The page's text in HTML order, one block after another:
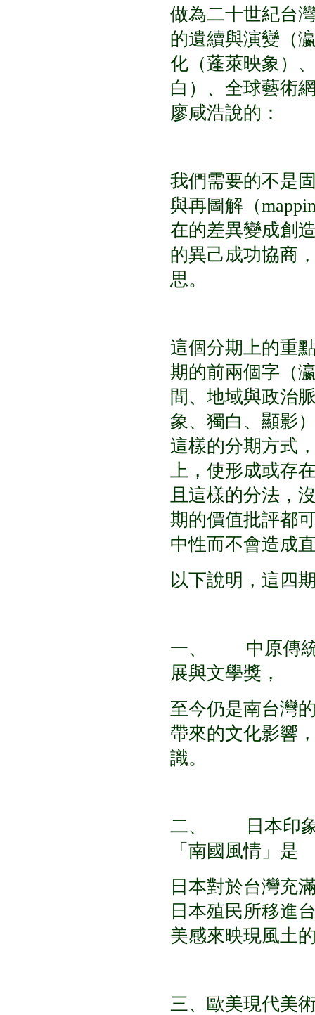
做為二十世紀台
的遺續與演變（
化（蓬萊映象）
白）、全球藝術
廖咸浩說的：
我們需要的不是
與再圖解（
在的差異變成創
的異己成功協商
思。
這個分期上的重
期的前兩個字（
間、地域與政治
象、獨白、顯影
這樣的分期方式
上，使形成或存
且這樣的分法，
期的價值批評都
中性而不會造成
以下說明，這四
一、 中原傳統
展與文學獎，
至今仍是南台灣
帶來的文化影響
識。
二、 日本印象
「南國風情」是
日本對於台灣充
日本殖民所移進
美感來映現風土
三、歐美現代美